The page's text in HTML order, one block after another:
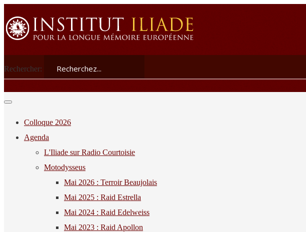
Rechercher:
Colloque 2026
Agenda
L'Iliade sur Radio Courtoisie
Motodysseus
Mai 2026 : Terroir Beaujolais
Mai 2025 : Raid Estrella
Mai 2024 : Raid Edelweiss
Mai 2023 : Raid Apollon